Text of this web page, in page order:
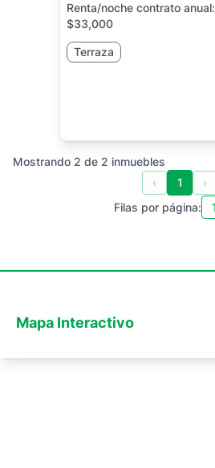
Renta/noche contrato anual:
$33,000
Terraza
Mostrando 2 de 2 inmuebles
‹
1
›
Filas por página:
Mapa Interactivo